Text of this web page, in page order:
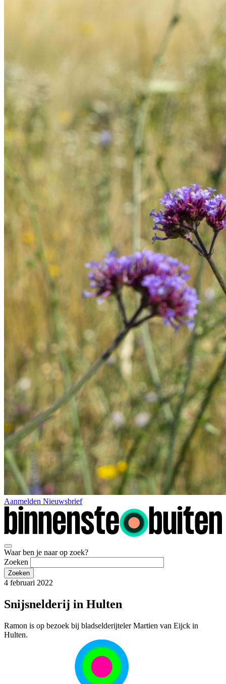
Aanmelden Nieuwsbrief
Waar ben je naar op zoek?
Zoeken
4 februari 2022
Snijsnelderij in Hulten
Ramon is op bezoek bij bladselderijteler Martien van Eijck in
Hulten.